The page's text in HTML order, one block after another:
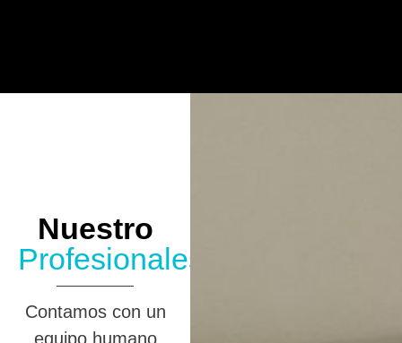
Nuestro
Profesionales
Contamos con un
equipo humano